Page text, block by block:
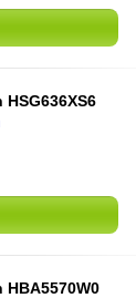
HSG636XS6
HBA5570W0